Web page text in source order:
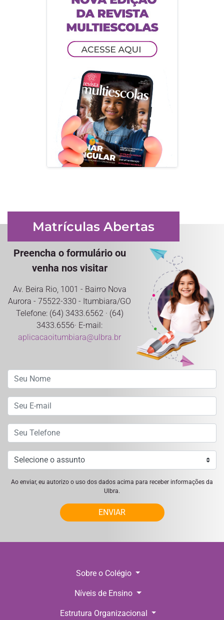
Matrículas Abertas
Preencha o formulário ou
venha nos visitar
Av. Beira Rio, 1001 - Bairro Nova
Aurora - 75522-330 - Itumbiara/GO
Telefone: (64) 3433.6562 · (64)
3433.6556· E-mail:
aplicacaoitumbiara@ulbra.br
Ao enviar, eu autorizo o uso dos dados acima para receber informações da
Ulbra.
ENVIAR
Sobre o Colégio
Níveis de Ensino
Estrutura Organizacional